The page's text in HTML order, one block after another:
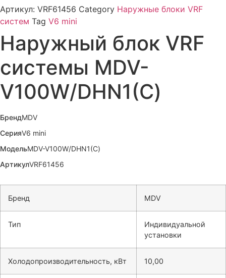
Артикул: VRF61456 Category Наружные блоки VRF
cистем Tag V6 mini
Наружный блок VRF
системы MDV-
V100W/DHN1(С)
БрендMDV
СерияV6 mini
МодельMDV-V100W/DHN1(С)
АртикулVRF61456
Бренд MDV
Тип
Индивидуальной
установки
Холодопроизводительность, кВт 10,00